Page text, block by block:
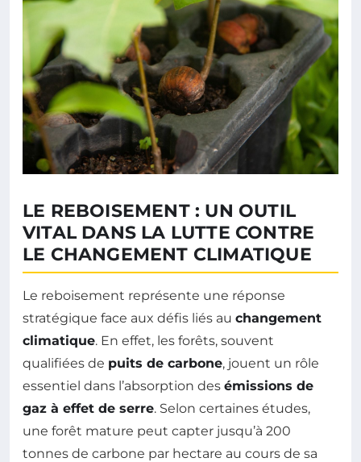
LE REBOISEMENT : UN OUTIL
VITAL DANS LA LUTTE CONTRE
LE CHANGEMENT CLIMATIQUE
Le reboisement représente une réponse
stratégique face aux défis liés au changement
climatique. En effet, les forêts, souvent
qualifiées de puits de carbone, jouent un rôle
essentiel dans l’absorption des émissions de
gaz à effet de serre. Selon certaines études,
une forêt mature peut capter jusqu’à 200
tonnes de carbone par hectare au cours de sa